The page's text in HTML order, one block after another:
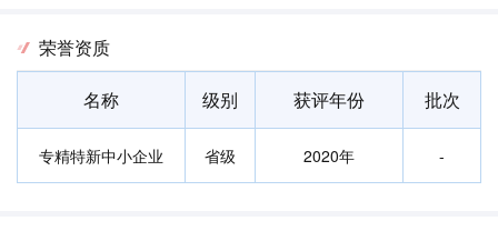
荣誉资质
名称 级别 获评年份 批次
专精特新中小企业 省级 2020年 -